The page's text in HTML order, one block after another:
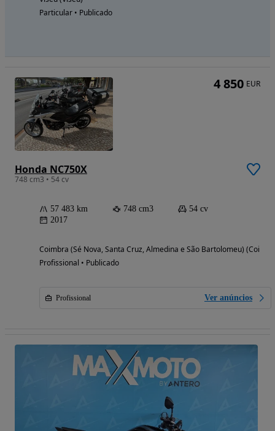
Particular • Publicado
Honda NC750X
748 cm3 • 54 cv
57 483 km 748 cm3
54 cv
2017
Coimbra (Sé Nova, Santa Cruz, Almedina e São Bartolomeu)
Profissional • Publicado
Profissional Ver anúncios
4 850 EUR